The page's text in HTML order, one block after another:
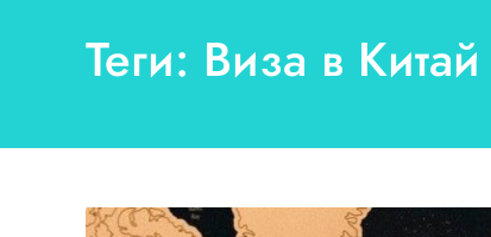
Теги: Виза в Китай